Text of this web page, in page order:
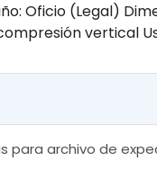
Oficio (Legal)
vertical
para archivo de